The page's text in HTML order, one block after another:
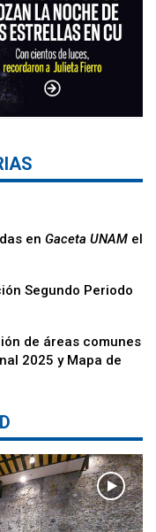
en Gaceta UNAM el
Segundo Periodo
de áreas comunes
2025 y Mapa de